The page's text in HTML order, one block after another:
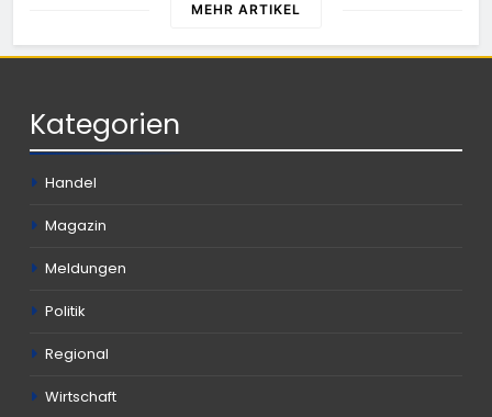
MEHR ARTIKEL
Kategorien
Handel
Magazin
Meldungen
Politik
Regional
Wirtschaft